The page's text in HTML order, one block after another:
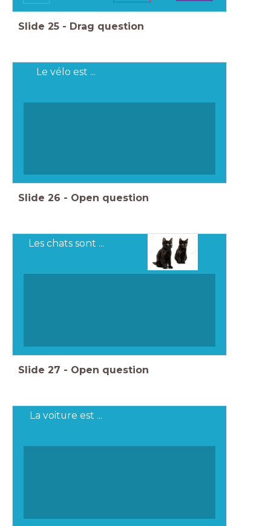
Slide 25 - Drag question
Le vélo est ...
Slide 26 - Open question
Les chats sont ...
Slide 27 - Open question
La voiture est ...